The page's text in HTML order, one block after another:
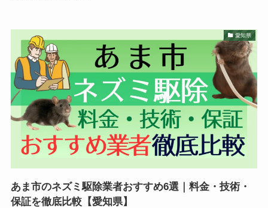
愛知県
あま市のネズミ駆除業者おすすめ6選｜料金・技術・
保証を徹底比較【愛知県】